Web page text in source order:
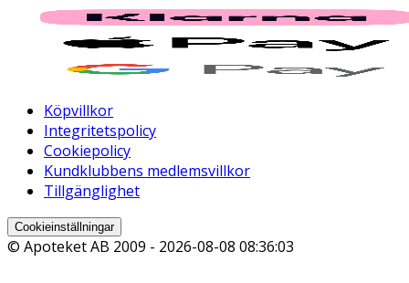
Köpvillkor
Integritetspolicy
Cookiepolicy
Kundklubbens medlemsvillkor
Tillgänglighet
Cookieinställningar
© Apoteket AB 2009 - 2026-08-08 08:36:03